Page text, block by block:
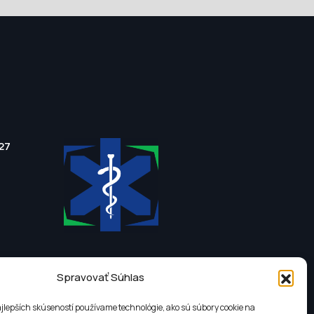
Spravovať Súhlas
skúseností používame technológie, ako sú súbory cookie na